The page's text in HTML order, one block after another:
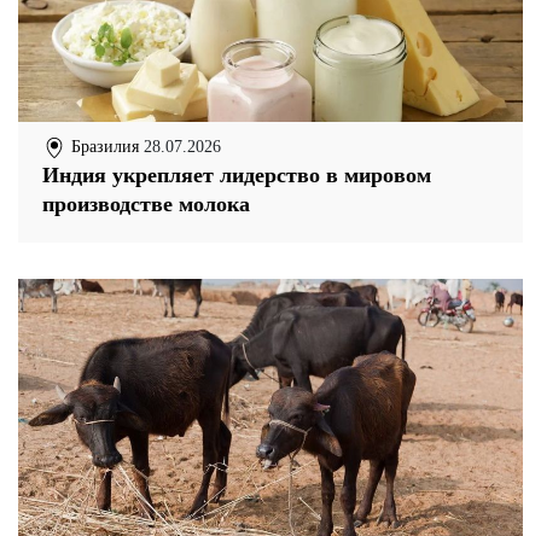
Бразилия 28.07.2026
Индия укрепляет лидерство в мировом
производстве молока